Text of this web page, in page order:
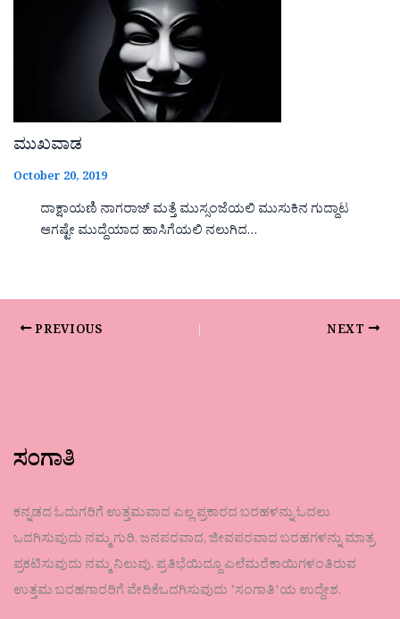
ಮುಖವಾಡ
October 20, 2019
ದಾಕ್ಷಾಯಣಿ ನಾಗರಾಜ್ ಮತ್ತೆ ಮುಸ್ಸಂಜೆಯಲಿ ಮುಸುಕಿನ ಗುದ್ದಾಟ
ಆಗಷ್ಟೇ ಮುದ್ದೆಯಾದ ಹಾಸಿಗೆಯಲಿ ನಲುಗಿದ…
PREVIOUS NEXT
ಸಂಗಾತಿ
ಕನ್ನಡದ ಓದುಗರಿಗೆ ಉತ್ತಮವಾದ ಎಲ್ಲ ಪ್ರಕಾರದ ಬರಹಳನ್ನು ಓದಲು
ಒದಗಿಸುವುದು ನಮ್ಮ ಗುರಿ. ಜನಪರವಾದ, ಜೀವಪರವಾದ ಬರಹಗಳನ್ನು ಮಾತ್ರ
ಪ್ರಕಟಿಸುವುದು ನಮ್ಮ ನಿಲುವು. ಪ್ರತಿಭೆಯಿದ್ದೂ ಎಲೆಮರೆಕಾಯಿಗಳಂತಿರುವ
ಉತ್ತಮ ಬರಹಗಾರರಿಗೆ ವೇದಿಕೆಒದಗಿಸುವುದು ʼಸಂಗಾತಿʼಯ ಉದ್ದೇಶ.